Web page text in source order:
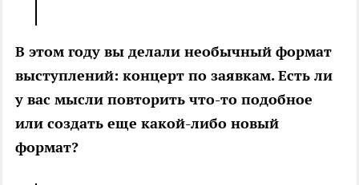
В этом году вы делали необычный формат
выступлений: концерт по заявкам. Есть ли
у вас мысли повторить что-то подобное
или создать еще какой-либо новый
формат?